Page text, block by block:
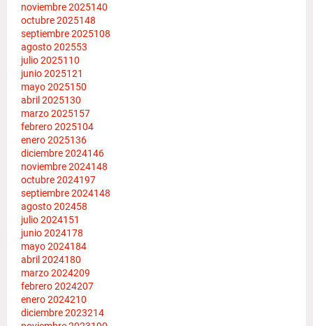
noviembre 2025140
octubre 2025148
septiembre 2025108
agosto 202553
julio 2025110
junio 2025121
mayo 2025150
abril 2025130
marzo 2025157
febrero 2025104
enero 2025136
diciembre 2024146
noviembre 2024148
octubre 2024197
septiembre 2024148
agosto 202458
julio 2024151
junio 2024178
mayo 2024184
abril 2024180
marzo 2024209
febrero 2024207
enero 2024210
diciembre 2023214